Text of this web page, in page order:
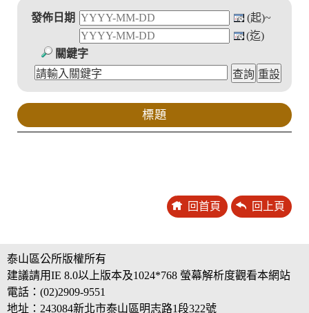
發佈日期
(起)~
(迄)
關鍵字
標題
回首頁 回上頁
泰山區公所版權所有
建議請用IE 8.0以上版本及1024*768 螢幕解析度觀看本網站
電話：(02)2909-9551
地址：243084新北市泰山區明志路1段322號